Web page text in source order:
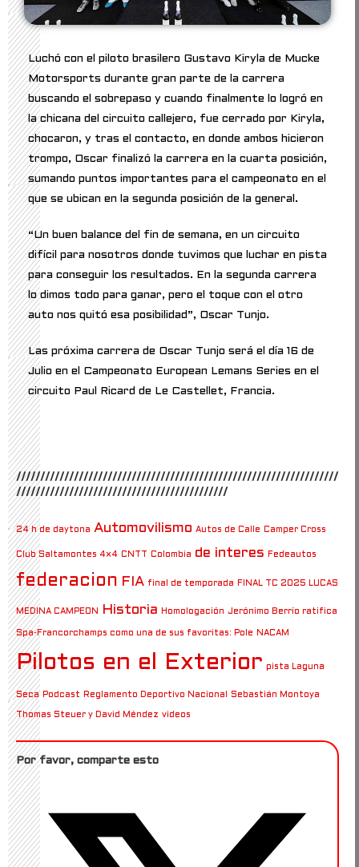
Luchó con el piloto brasilero Gustavo Kiryla de Mucke
Motorsports durante gran parte de la carrera
buscando el sobrepaso y cuando finalmente lo logró en
la chicana del circuito callejero, fue cerrado por Kiryla,
chocaron, y tras el contacto, en donde ambos hicieron
trompo, Oscar finalizó la carrera en la cuarta posición,
sumando puntos importantes para el campeonato en el
que se ubican en la segunda posición de la general.
“Un buen balance del fin de semana, en un circuito
difícil para nosotros donde tuvimos que luchar en pista
para conseguir los resultados. En la segunda carrera
lo dimos todo para ganar, pero el toque con el otro
auto nos quitó esa posibilidad”, Oscar Tunjo.
Las próxima carrera de Oscar Tunjo será el día 16 de
Julio en el Campeonato European Lemans Series en el
circuito Paul Ricard de Le Castellet, Francia.
///////////////////////////////////////////////////////////////////
////////////////////////////////////////////
24 h de daytona Automovilismo Autos de Calle Camper Cross
Club Saltamontes 4×4 CNTT Colombia de interes Fedeautos
federacion FIA final de temporada FINAL TC 2025 LUCAS
MEDINA CAMPEON Historia Homologación Jerónimo Berrío ratifica
Spa-Francorchamps como una de sus favoritas: Pole NACAM
Pilotos en el Exterior pista Laguna
Seca Podcast Reglamento Deportivo Nacional Sebastián Montoya
Thomas Steuer y David Méndez videos
Por favor, comparte esto